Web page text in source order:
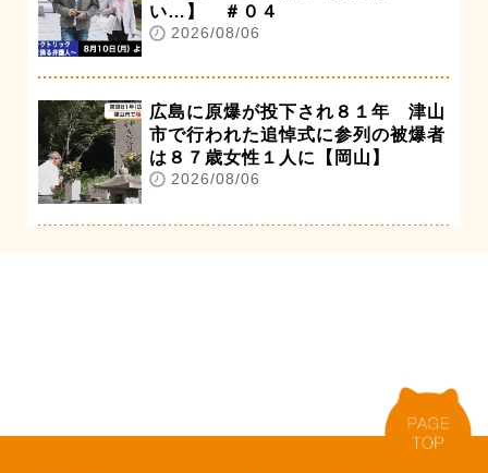
い…】 ＃０４
2026/08/06
広島に原爆が投下され８１年 津山
市で行われた追悼式に参列の被爆者
は８７歳女性１人に【岡山】
2026/08/06